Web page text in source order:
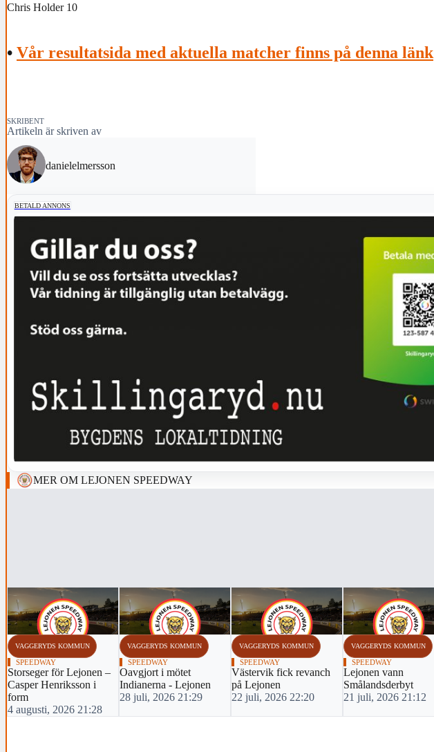
Chris Holder 10
• Vår resultatsida med aktuella matcher finns på denna länk
SKRIBENT
Artikeln är skriven av
danielelmersson
BETALD ANNONS
MER OM LEJONEN SPEEDWAY
VAGGERYDS KOMMUN
SPEEDWAY
Storseger för Lejonen –
Casper Henriksson i
form
4 augusti, 2026 21:28
VAGGERYDS KOMMUN
SPEEDWAY
Oavgjort i mötet
Indianerna - Lejonen
28 juli, 2026 21:29
VAGGERYDS KOMMUN
SPEEDWAY
Västervik fick revanch
på Lejonen
22 juli, 2026 22:20
VAGGERYDS KOMMUN
SPEEDWAY
Lejonen vann
Smålandsderbyt
21 juli, 2026 21:12